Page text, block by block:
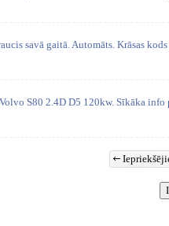
savā gaitā. Automāts. Krāsas
S80 2.4D D5 120kw. Sīkāka info